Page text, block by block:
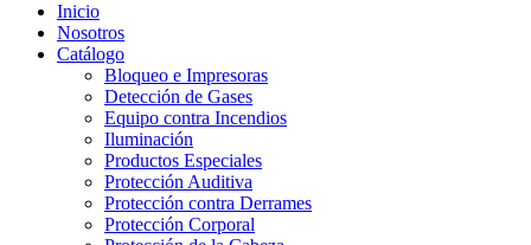
Inicio
Nosotros
Catálogo
Bloqueo e Impresoras
Detección de Gases
Equipo contra Incendios
Iluminación
Productos Especiales
Protección Auditiva
Protección contra Derrames
Protección Corporal